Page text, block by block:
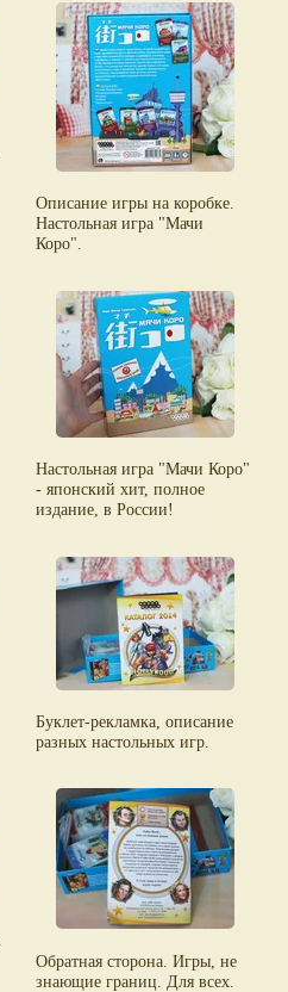
Описание игры на коробке.
Настольная игра "Мачи
Коро".
Настольная игра "Мачи Коро"
- японский хит, полное
издание, в России!
Буклет-рекламка, описание
разных настольных игр.
Обратная сторона. Игры, не
знающие границ. Для всех.